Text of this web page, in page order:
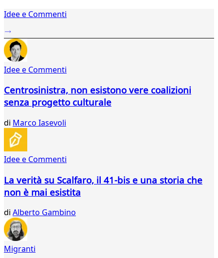
2Idee e Commenti
Idee e Commenti
Centrosinistra, non esistono vere coalizioni
senza progetto culturale
di Marco Iasevoli
Idee e Commenti
La verità su Scalfaro, il 41-bis e una storia che
non è mai esistita
di Alberto Gambino
Migranti